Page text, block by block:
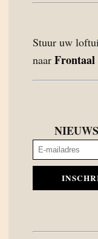
Stuur uw
naar